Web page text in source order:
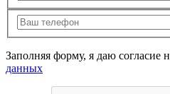
Заполняя форму, я даю согласие
данных